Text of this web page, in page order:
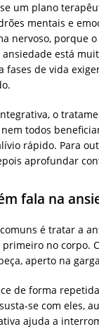
um plano
mentais e
nervoso, porque
está
fases de vida
o
todos
rápido. Para
aprofundar
fala na
é tratar a
primeiro no corpo.
aperto na
de forma
se com eles,
ajuda a